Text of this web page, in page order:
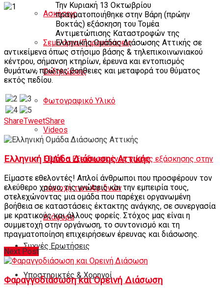
Ασκήσεις
Σεμινάρια/Παρουσιάσεις
Εκδηλώσεις
Φωτογραφικό Υλικό
Videos
ΕΟΔΑ – Εξειδικευμένος χώρος εξάσκησης στην
περιοχή των Αφιδνών
Διάφορα
Συχνές Ερωτήσεις
Υποστηρικτές & Χορηγοί
Την Κυριακή 13 Οκτωβρίου
πραγματοποιήθηκε στην Βάρη (πρώην
Βοκτάς) εξάσκηση του Τομέα
Αντιμετώπισης Καταστροφών της
Ελληνικής Ομάδας Διάσωσης Αττικής σε
αντικείμενα όπως στήσιμο βάσης & τηλεπικοινωνιακού
κέντρου, σήμανση κτηρίων, έρευνα και εντοπισμός
θυμάτων, πρώτες βοήθειες και μεταφορά του θύματος
εκτός πεδίου.
ShareTweetShare
Ελληνική Ομάδα Διάσωσης Αττικής
Είμαστε εθελοντές! Απλοί άνθρωποι που προσφέρουν τον
ελεύθερο χρόνο, τις γνώσεις και την εμπειρία τους,
στελεχώνοντας μια ομάδα που παρέχει οργανωμένη
βοήθεια σε καταστάσεις έκτακτης ανάγκης, σε συνεργασία
με κρατικούς και άλλους φορείς. Στόχος μας είναι η
συμμετοχή στην οργάνωση, το συντονισμό και τη
πραγματοποίηση επιχειρήσεων έρευνας και διάσωσης.
Next Post
Φαραγγοδιάσωση και Ορεινή Διάσωση